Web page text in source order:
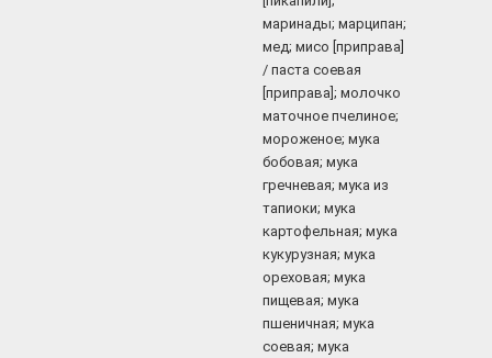
маринады; марципан;
мед; мисо [приправа]
/ паста соевая
[приправа]; молочко
маточное пчелиное;
мороженое; мука
бобовая; мука
гречневая; мука из
тапиоки; мука
картофельная; мука
кукурузная; мука
ореховая; мука
пищевая; мука
пшеничная; мука
соевая; мука